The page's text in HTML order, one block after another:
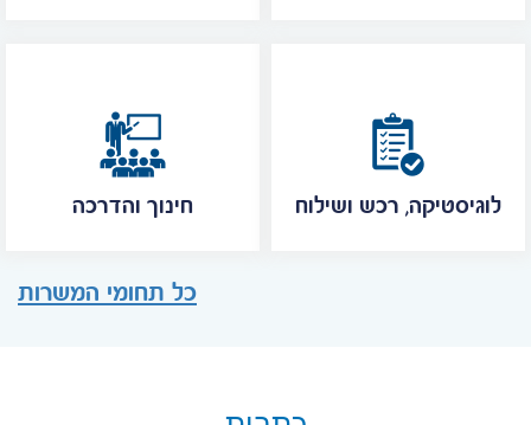
חינוך והדרכה לוגיסטיקה, רכש ושילוח
כל תחומי המשרות